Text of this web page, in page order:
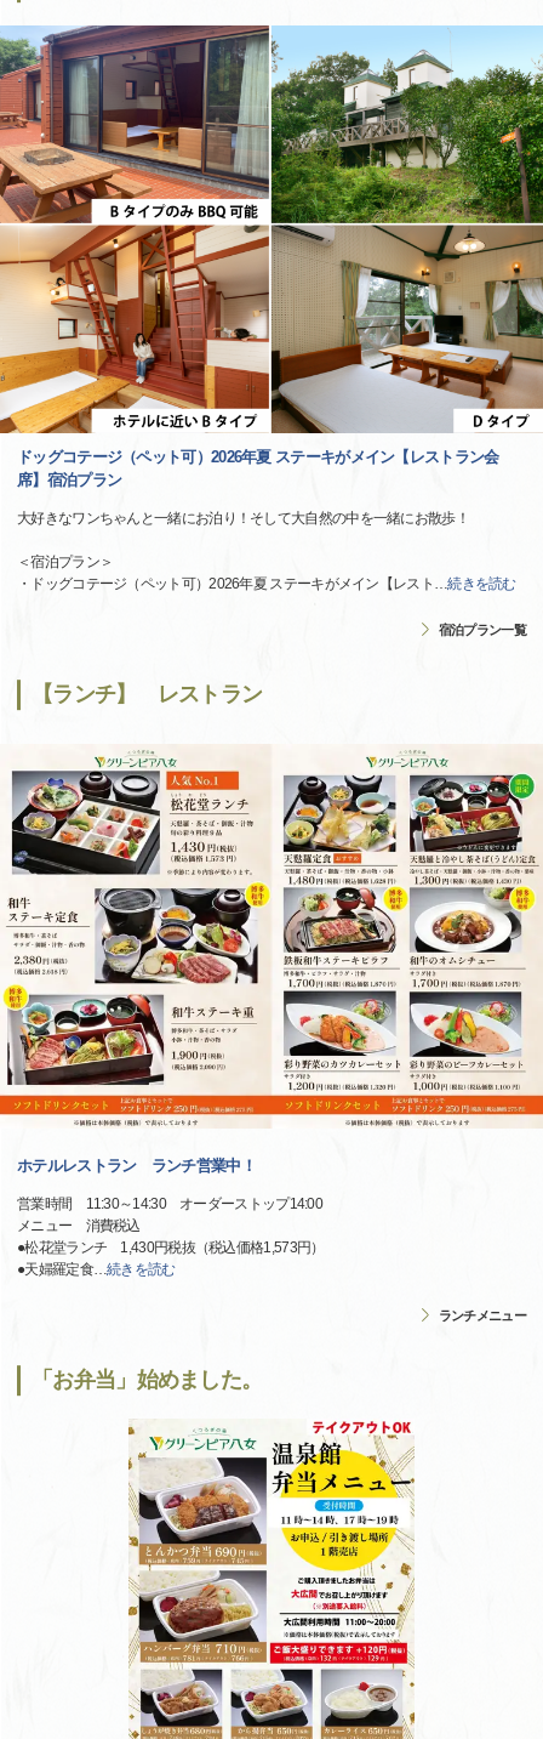
ドッグコテージ（ペット可）2026年夏 ステーキがメイン【レストラン会
席】宿泊プラン
大好きなワンちゃんと一緒にお泊り！そして大自然の中を一緒にお散歩！
＜宿泊プラン＞
・ドッグコテージ（ペット可）2026年夏 ステーキがメイン【レスト …続きを読む
宿泊プラン一覧
【ランチ】 レストラン
ホテルレストラン ランチ営業中！
営業時間 11:30～14:30 オーダーストップ14:00
メニュー 消費税込
●松花堂ランチ 1,430円税抜（税込価格1,573円）
●天婦羅定食…続きを読む
ランチメニュー
「お弁当」始めました。